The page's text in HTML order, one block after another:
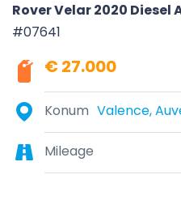
Rover Velar 2020
#07641
€ 27.000
Konum
Mileage